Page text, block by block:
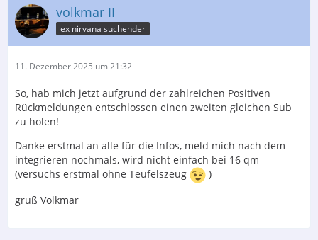
volkmar II
ex nirvana suchender
11. Dezember 2025 um 21:32
So, hab mich jetzt aufgrund der zahlreichen Positiven
Rückmeldungen entschlossen einen zweiten gleichen Sub
zu holen!
Danke erstmal an alle für die Infos, meld mich nach dem
integrieren nochmals, wird nicht einfach bei 16 qm
(versuchs erstmal ohne Teufelszeug
)
gruß Volkmar